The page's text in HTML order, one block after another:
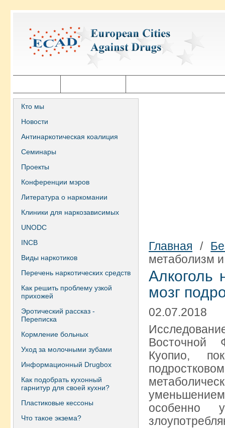
Кто мы
Новости
Антинаркотическая коалиция
Семинары
Проекты
Конференции мэров
Литература о наркомании
Клиники для наркозависимых
UNODC
INCB
Виды наркотиков
Перечень наркотических средств
Как решить проблему узкой
прихожей
Эротический рассказ -
Переписка
Кормление больных
Уход за молочными зубами
Информационный Drugbox
Как подобрать кухонный
гарнитур для своей кухни?
Пластиковые кессоны
Что такое экзема?
Главная /
метаболизм
Алкоголь
мозг
02.07.2018
Восточной
Куопио,
особенно